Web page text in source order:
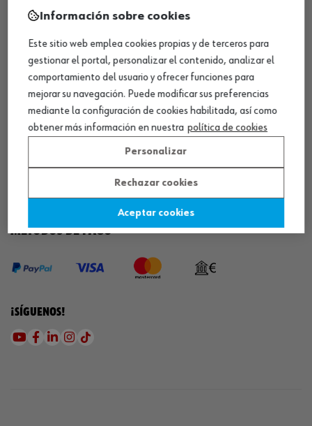
NUESTROS CERTIFICADOS
¡WÜRTH EMPRESA SOLIDARIA!
¡DESCARGA NUESTRA APP!
MÉTODOS DE PAGO
¡SÍGUENOS!
Información sobre cookies
Este sitio web emplea cookies propias y de terceros para
gestionar el portal, personalizar el contenido, analizar el
comportamiento del usuario y ofrecer funciones para
mejorar su navegación. Puede modificar sus preferencias
mediante la configuración de cookies habilitada, así como
obtener más información en nuestra política de cookies
Personalizar
Rechazar cookies
Aceptar cookies